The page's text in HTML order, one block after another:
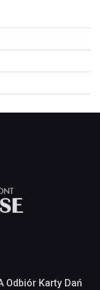
Odbiór Karty Dań